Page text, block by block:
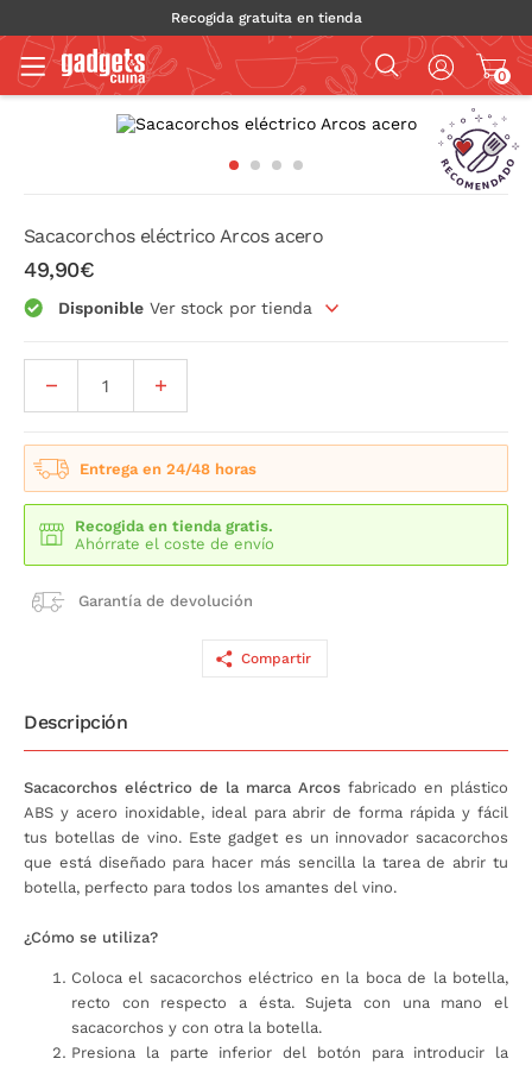
Recogida gratuita en tienda
0
Sacacorchos eléctrico Arcos acero
49,90€
Disponible Ver stock por tienda
Entrega en 24/48 horas
Recogida en tienda gratis.
Ahórrate el coste de envío
Garantía de devolución
Compartir
Descripción
Sacacorchos eléctrico de la marca Arcos fabricado en plástico
ABS y acero inoxidable, ideal para abrir de forma rápida y fácil
tus botellas de vino. Este gadget es un innovador sacacorchos
que está diseñado para hacer más sencilla la tarea de abrir tu
botella, perfecto para todos los amantes del vino.
¿Cómo se utiliza?
Coloca el sacacorchos eléctrico en la boca de la botella,
recto con respecto a ésta. Sujeta con una mano el
sacacorchos y con otra la botella.
Presiona la parte inferior del botón para introducir la